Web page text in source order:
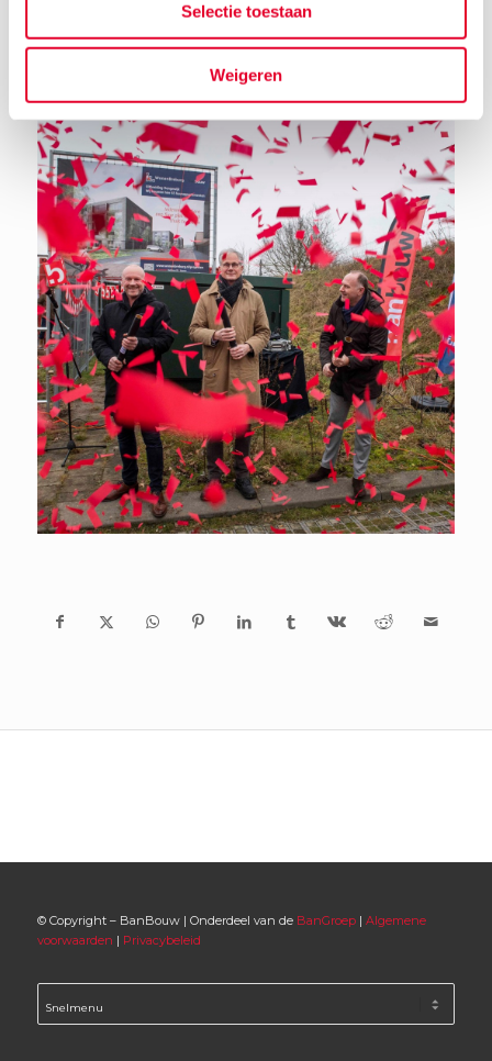
Selectie toestaan
Weigeren
Terug naar het nieuwsoverzicht
© Copyright – BanBouw | Onderdeel van de BanGroep| Algemene
voorwaarden | Privacybeleid